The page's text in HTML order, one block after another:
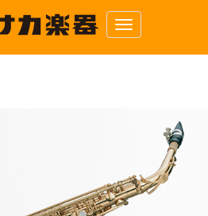
N
a